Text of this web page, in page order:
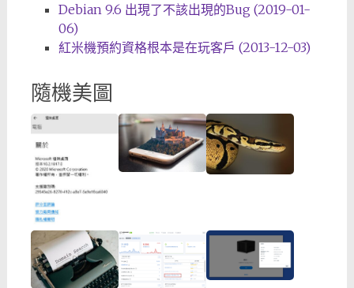
Debian 9.6 出現了不該出現的Bug (2019-01-
06)
紅米機預約資格根本是在玩客戶 (2013-12-03)
隨機美圖